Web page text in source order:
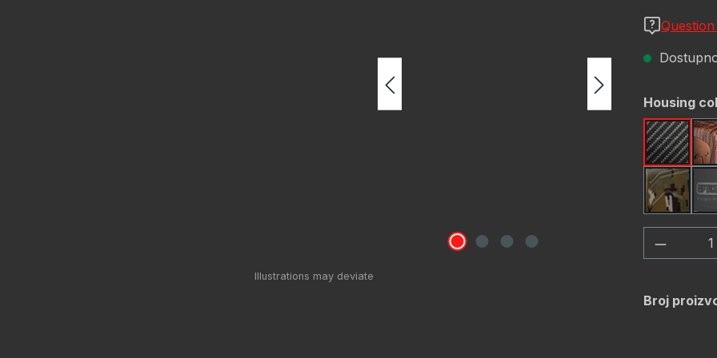
Odaberi
Housing
Carbon
OD
Broj